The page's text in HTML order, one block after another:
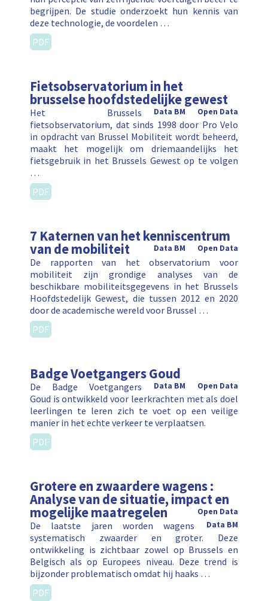
begrijpen. De studie onderzoekt hun kennis van
deze technologie, de voordelen …
PDF
Fietsobservatorium in het
brusselse hoofdstedelijke gewest
Open Data
Data BM
Het Brussels
fietsobservatorium, dat sinds 1998 door Pro Velo
in opdracht van Brussel Mobiliteit wordt beheerd,
maakt het mogelijk om driemaandelijks het
fietsgebruik in het Brussels Gewest op te volgen
…
PDF
7 Katernen van het kenniscentrum
van de mobiliteit Open Data
Data BM
De rapporten van het observatorium voor
mobiliteit zijn grondige analyses van de
beschikbare mobiliteitsgegevens in het Brussels
Hoofdstedelijk Gewest, die tussen 2012 en 2020
door de academische wereld voor Brussel …
PDF
Badge Voetgangers Goud
Open Data
Data BM
De Badge Voetgangers
Goud is ontwikkeld voor leerkrachten met als doel
leerlingen te leren zich te voet op een veilige
manier in het echte verkeer te verplaatsen.
PDF
Grotere en zwaardere wagens :
Analyse van de situatie, impact en
mogelijke maatregelen
Open Data
Data BM
De laatste jaren worden wagens
systematisch zwaarder en groter. Deze
ontwikkeling is zichtbaar zowel op Brussels en
Belgisch als op Europees niveau. Deze trend is
bijzonder problematisch omdat hij haaks …
PDF